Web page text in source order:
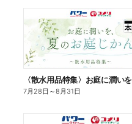
7月28日 ～8月31日